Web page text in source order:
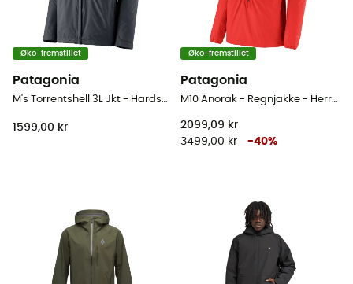
Øko-fremstillet
Patagonia
M's Torrentshell 3L Jkt - Hardshell jakke - Herrer
1599,00 kr
Øko-fremstillet
Patagonia
M10 Anorak - Regnjakke - Herrer
2099,09 kr
3499,00 kr
-40%